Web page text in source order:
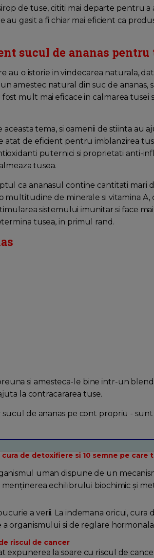
de tuse, cititi mai departe pentru
au gasit a fi chiar mai eficient ca
sucul de ananas pentru
au o istorie in vindecarea naturala,
amestec natural din suc de ananas,
mult mai eficace in calmarea tusei
tema, si oamenii de stiinta au
atat de eficient pentru imblanzirea
puternici si proprietati anti-
tusea.
ca ananasul contine cantitati mari
multitudine de minerale si vitamina A,
sistemului imunitar si face
tusea, in primul rand.
si amesteca-le bine intr-un
la contracararea tuse.
sucul de ananas pe cont propriu -
de detoxifiere si 10 semne pe care
uman dispune de un
echilibrului biochimic și
a verii. La indemana oricui, cura
organismului si de reglare
riscul de cancer
expunerea la soare cu riscul de